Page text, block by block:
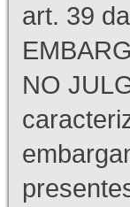
art. 39
NO